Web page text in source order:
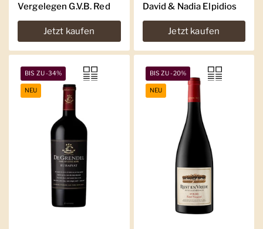
Vergelegen G.V.B. Red
Jetzt kaufen
David & Nadia Elpidios
Jetzt kaufen
BIS ZU -34%
NEU
BIS ZU -20%
NEU